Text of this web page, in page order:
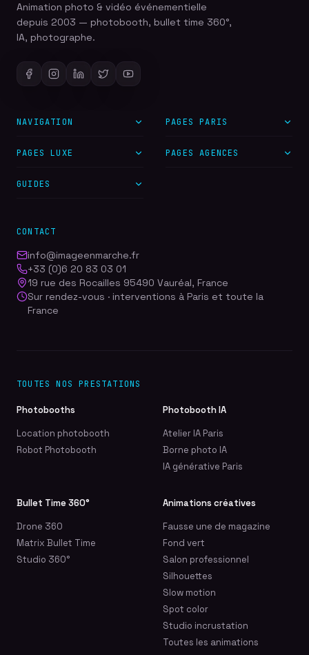
Animation photo & vidéo événementielle
depuis 2003 — photobooth, bullet time 360°,
IA, photographe.
NAVIGATION PAGES PARIS
PAGES LUXE PAGES AGENCES
GUIDES
CONTACT
info@imageenmarche.fr
+33 (0)6 20 83 03 01
19 rue des Rocailles 95490 Vauréal, France
Sur rendez-vous · interventions à Paris et toute la
France
TOUTES NOS PRESTATIONS
Photobooths
Location photobooth
Robot Photobooth
Photobooth IA
Atelier IA Paris
Borne photo IA
IA générative Paris
Bullet Time 360°
Drone 360
Matrix Bullet Time
Studio 360°
Animations créatives
Fausse une de magazine
Fond vert
Salon professionnel
Silhouettes
Slow motion
Spot color
Studio incrustation
Toutes les animations